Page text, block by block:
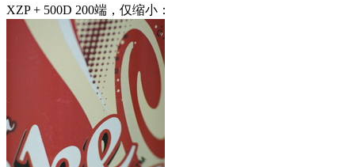
XZP + 500D 200端，仅缩小：